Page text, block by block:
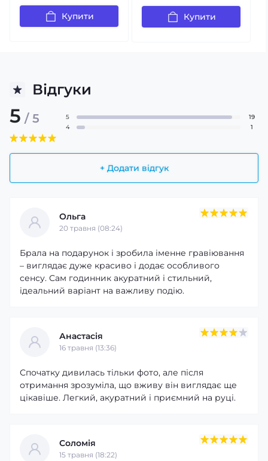
Купити Купити
Відгуки
5 / 5
+ Додати відгук
5
19
4
1
Ольга
20 травня (08:24)
Брала на подарунок і зробила іменне гравіювання
– виглядає дуже красиво і додає особливого
сенсу. Сам годинник акуратний і стильний,
ідеальний варіант на важливу подію.
Анастасія
16 травня (13:36)
Спочатку дивилась тільки фото, але після
отримання зрозуміла, що вживу він виглядає ще
цікавіше. Легкий, акуратний і приємний на руці.
Соломія
15 травня (18:22)